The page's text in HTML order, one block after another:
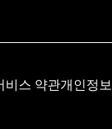
비스 약관개인정